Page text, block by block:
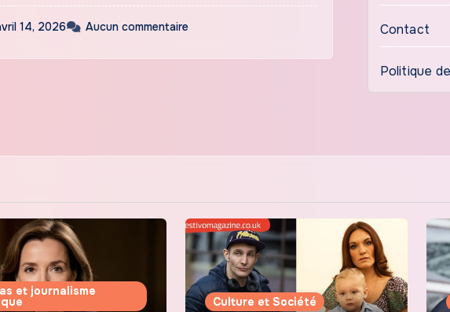
14, 2026 Aucun commentaire Contact
Politique
et journalisme
Culture et Société